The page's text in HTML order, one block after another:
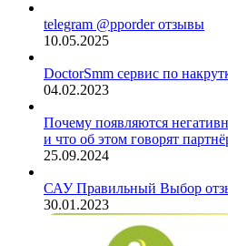
telegram @pporder отзывы
10.05.2025
DoctorSmm сервис по
04.02.2023
Почему появляются
и что об этом говорят
25.09.2024
САУ Правильный Выбор
30.01.2023